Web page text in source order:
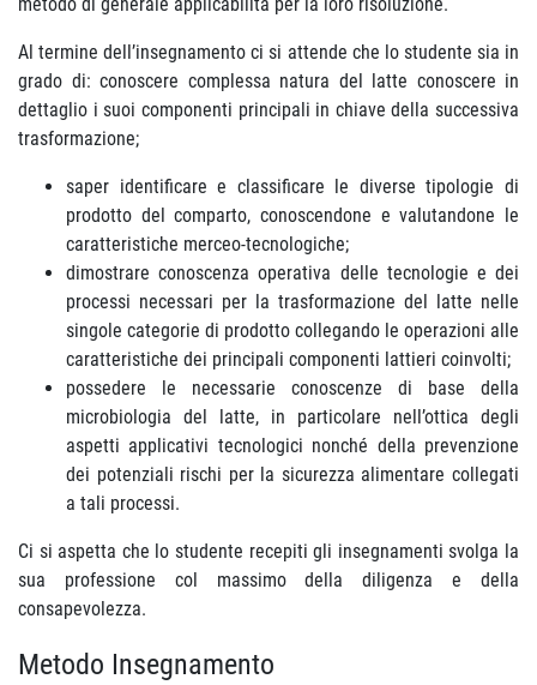
Al termine dell’insegnamento ci si attende che lo studente sia in
grado di: conoscere complessa natura del latte conoscere in
dettaglio i suoi componenti principali in chiave della successiva
trasformazione;
saper identificare e classificare le diverse tipologie di
prodotto del comparto, conoscendone e valutandone le
caratteristiche merceo-tecnologiche;
dimostrare conoscenza operativa delle tecnologie e dei
processi necessari per la trasformazione del latte nelle
singole categorie di prodotto collegando le operazioni alle
caratteristiche dei principali componenti lattieri coinvolti;
possedere le necessarie conoscenze di base della
microbiologia del latte, in particolare nell’ottica degli
aspetti applicativi tecnologici nonché della prevenzione
dei potenziali rischi per la sicurezza alimentare collegati
a tali processi.
Ci si aspetta che lo studente recepiti gli insegnamenti svolga la
sua professione col massimo della diligenza e della
consapevolezza.
Metodo Insegnamento